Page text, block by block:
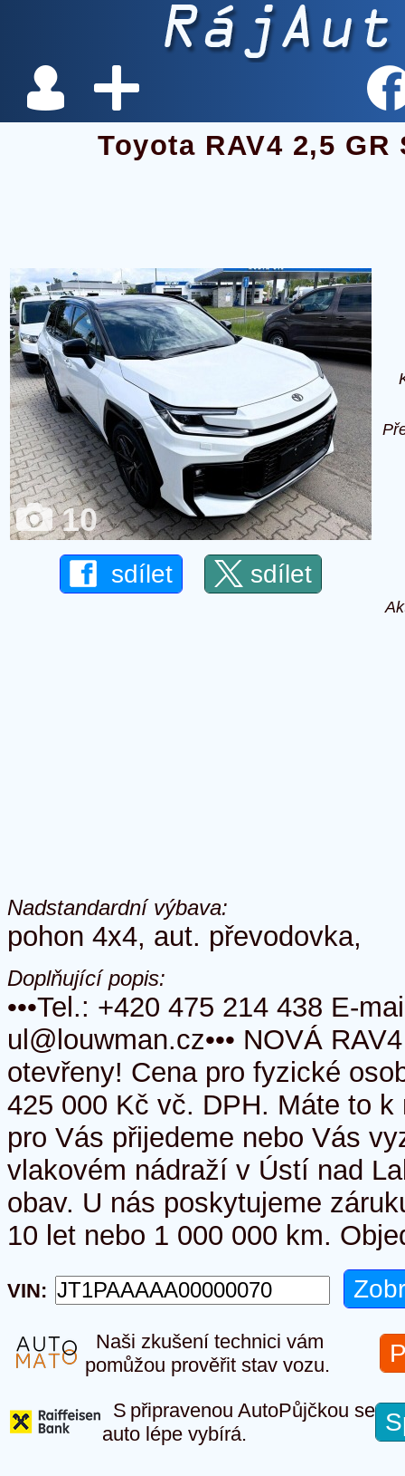
Toyota RAV4 2,5 GR
10
sdílet sdílet
Nadstandardní výbava:
pohon 4x4, aut. převodovka,
Doplňující popis:
•••Tel.: +420 475 214 438 E-
ul@louwman.cz••• NOVÁ
otevřeny! Cena pro fyzické
425 000 Kč vč. DPH. Máte to k
pro Vás přijedeme nebo Vás
vlakovém nádraží v Ústí nad
obav. U nás poskytujeme
10 let nebo 1 000 000 km.
VIN:
Naši zkušení technici vám
pomůžou prověřit stav vozu.
S připravenou AutoPůjčkou se
auto lépe vybírá.